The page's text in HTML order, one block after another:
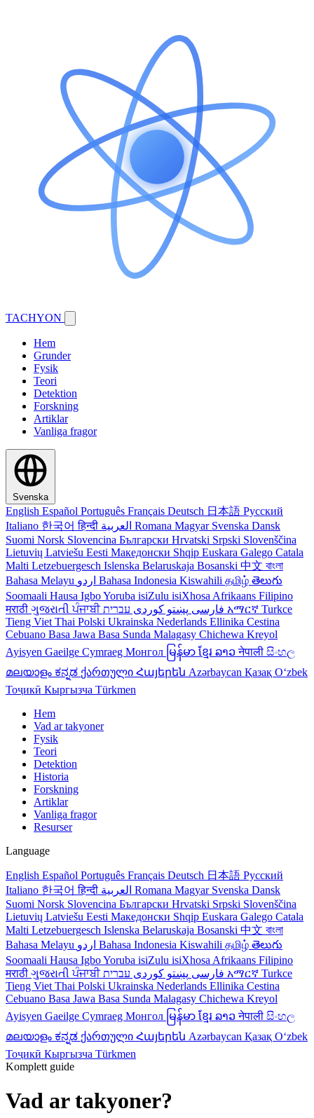
TACHYON
Hem
Grunder
Fysik
Teori
Detektion
Forskning
Artiklar
Vanliga fragor
Svenska
English Español Português Français Deutsch 日本語 Русский
Italiano 한국어हिन्दी Romana Magyar Svenska Dansk
Suomi Norsk Slovencina Български Hrvatski Srpski Slovenščina
Lietuvių Latviešu Eesti Македонски Shqip Euskara Galego Catala
Malti Letzebuergesch Islenska Belaruskaja Bosanski 中文 বাংলা
Bahasa Melayu
Bahasa Indonesia Kiswahili தமிழ் తెలుగు
Soomaali Hausa IgboYoruba isiZulu isiXhosa Afrikaans Filipino
मराठी ગુજરાતીਪੰਜਾਬੀ فارسی پښتو کوردی አማርኛ Turkce
Tieng Viet Thai Polski Ukrainska Nederlands Ellinika Cestina
Cebuano Basa Jawa Basa Sunda Malagasy Chichewa Kreyol
Ayisyen Gaeilge Cymraeg Монгол မြန်မာ ខ្មែរ ລາວनेपाली සිංහල
മലയാളം ಕನ್ನಡ ქართული Հայերեն Azərbaycan Қазақ Oʻzbek
Тоҷикӣ Кыргызча Türkmen
Hem
Vad ar takyoner
Fysik
Teori
Detektion
Historia
Forskning
Artiklar
Vanliga fragor
Resurser
Language
English Español Português Français Deutsch 日本語 Русский
Italiano 한국어हिन्दी Romana Magyar Svenska Dansk
Suomi Norsk Slovencina Български Hrvatski Srpski Slovenščina
Lietuvių Latviešu Eesti Македонски Shqip Euskara Galego Catala
Malti Letzebuergesch Islenska Belaruskaja Bosanski 中文 বাংলা
Bahasa Melayu
Bahasa Indonesia Kiswahili தமிழ் తెలుగు
Soomaali Hausa IgboYoruba isiZulu isiXhosa Afrikaans Filipino
मराठी ગુજરાતીਪੰਜਾਬੀ فارسی پښتو کوردی አማርኛ Turkce
Tieng Viet Thai Polski Ukrainska Nederlands Ellinika Cestina
Cebuano Basa Jawa Basa Sunda Malagasy Chichewa Kreyol
Ayisyen Gaeilge Cymraeg Монгол မြန်မာ ខ្មែរ ລາວनेपाली සිංහල
മലയാളം ಕನ್ನಡ ქართული Հայերեն Azərbaycan Қазақ Oʻzbek
Тоҷикӣ Кыргызча Türkmen
Komplett guide
Vad ar takyoner?